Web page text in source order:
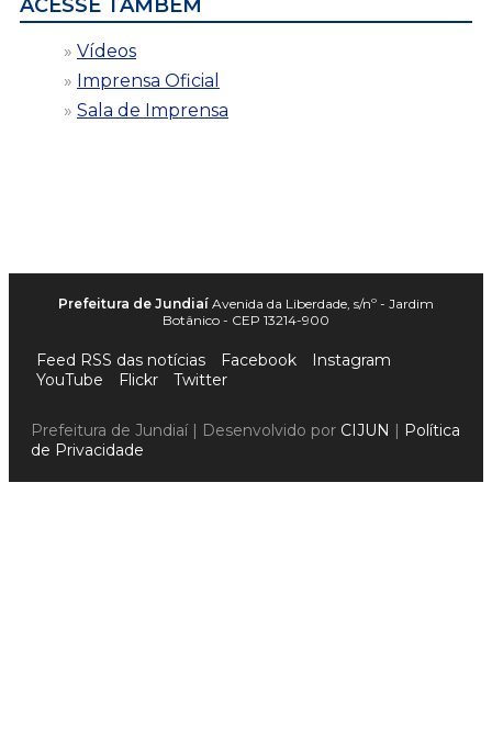
ACESSE TAMBÉM
Vídeos
Imprensa Oficial
Sala de Imprensa
Prefeitura de Jundiaí Avenida da Liberdade, s/nº - Jardim
Botânico - CEP 13214-900
Feed RSS das notícias Facebook
Instagram
YouTube
Flickr Twitter
Prefeitura de Jundiaí | Desenvolvido por CIJUN
Política
de Privacidade